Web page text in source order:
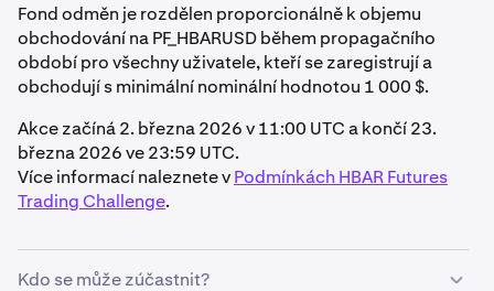
Fond odměn je rozdělen proporcionálně k objemu
obchodování na PF_HBARUSD během propagačního
období pro všechny uživatele, kteří se zaregistrují a
obchodují s minimální nominální hodnotou 1 000 $.
Akce začíná 2. března 2026 v 11:00 UTC a končí 23.
března 2026 ve 23:59 UTC.
Více informací naleznete vPodmínkách HBAR Futures
Trading Challenge.
Kdo se může zúčastnit?